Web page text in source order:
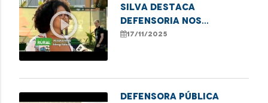
play_circle_outline
Silva destaca
Defensoria nos
Babaçuais durante a
17/11/2025
Defensora Pública